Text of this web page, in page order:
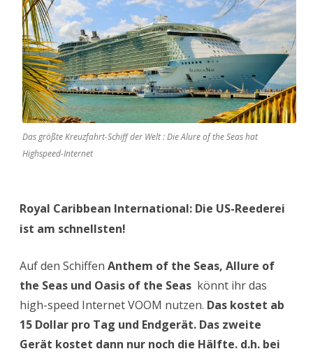
Das größte Kreuzfahrt-Schiff der Welt : Die Alure of the Seas hat
Highspeed-Internet
Royal Caribbean International: Die US-Reederei
ist am schnellsten!
Auf den Schiffen Anthem of the Seas, Allure of
the Seas und Oasis of the Seas könnt ihr das
high-speed Internet VOOM nutzen. Das kostet ab
15 Dollar pro Tag und Endgerät. Das zweite
Gerät kostet dann nur noch die Hälfte. d.h. bei